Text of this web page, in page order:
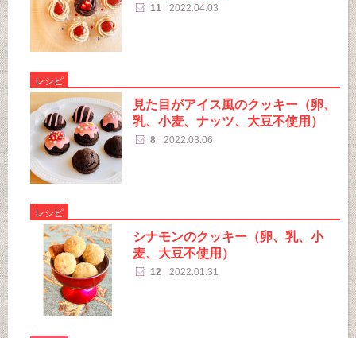
11 2022.04.03
レシピ
見た目がアイス風のクッキー（卵、
乳、小麦、ナッツ、大豆不使用）
8 2022.03.06
レシピ
シナモンのクッキー（卵、乳、小
麦、大豆不使用）
12 2022.01.31